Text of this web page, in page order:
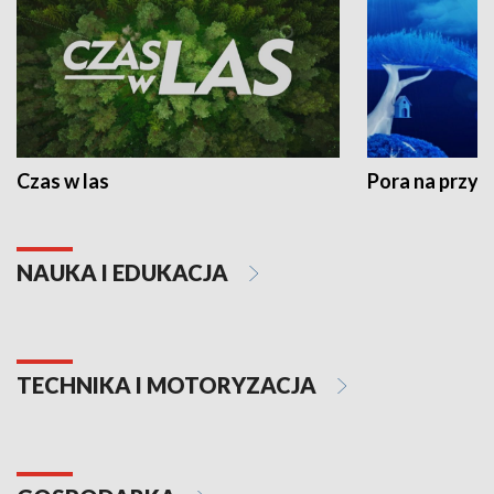
Czas w las Pora na
NAUKA I EDUKACJA
TECHNIKA I MOTORYZACJA